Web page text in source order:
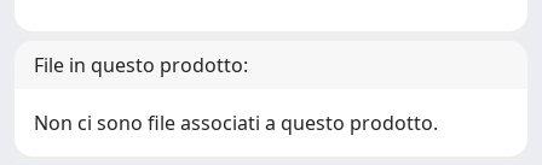
File in questo prodotto:
Non ci sono file associati a questo prodotto.